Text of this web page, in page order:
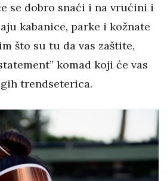
se dobro snaći i na vrućini i
kabanice, parke i kožnate
što su tu da vas zaštite,
komad koji će vas
trendseterica.